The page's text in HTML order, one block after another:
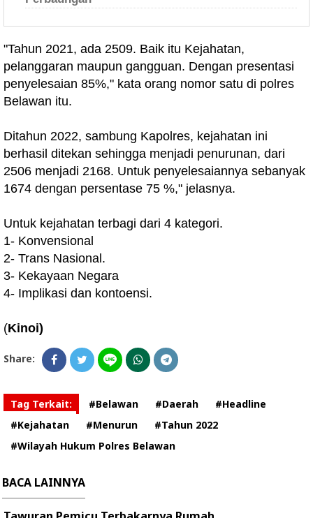
"Tahun 2021, ada 2509. Baik itu Kejahatan,
pelanggaran maupun gangguan. Dengan presentasi
penyelesaian 85%," kata orang nomor satu di polres
Belawan itu.
Ditahun 2022, sambung Kapolres, kejahatan ini
berhasil ditekan sehingga menjadi penurunan, dari
2506 menjadi 2168. Untuk penyelesaiannya sebanyak
1674 dengan persentase 75 %," jelasnya.
Untuk kejahatan terbagi dari 4 kategori.
1- Konvensional
2- Trans Nasional.
3- Kekayaan Negara
4- Implikasi dan kontoensi.
(Kinoi)
Share:
Tag Terkait: #Belawan #Daerah
#Headline
#Kejahatan
#Menurun
#Tahun 2022
#Wilayah Hukum Polres Belawan
BACA LAINNYA